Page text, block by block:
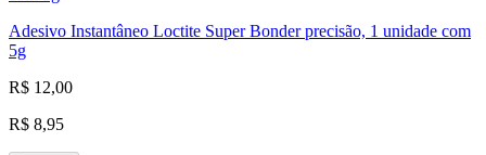
Adesivo Instantâneo Loctite Super Bonder precisão, 1 unidade com
5g
R$ 12,00
R$ 8,95